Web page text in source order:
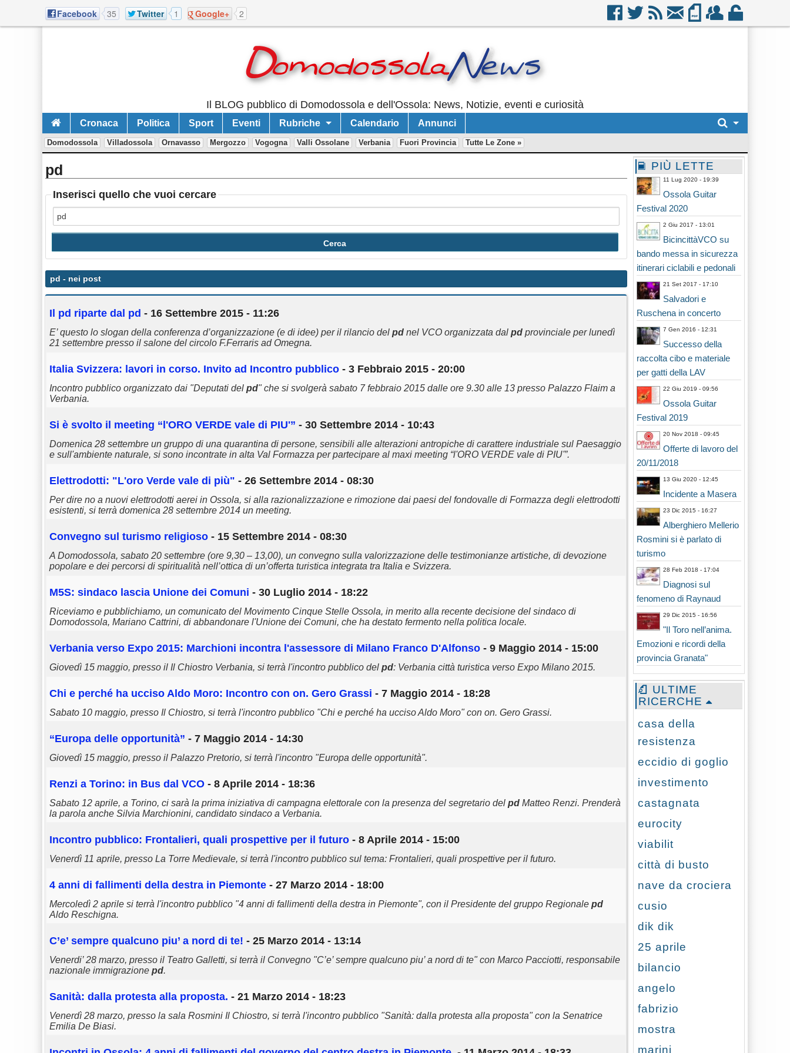
Facebook 35 Twitter 1 Google+ 2
Il BLOG pubblico di Domodossola e dell'Ossola: News, Notizie, eventi e curiosità
Cronaca Politica Sport Eventi Rubriche Calendario Annunci
Domodossola Villadossola Ornavasso Mergozzo Vogogna Valli Ossolane Verbania Fuori Provincia Tutte Le Zone »
pd
Inserisci quello che vuoi cercare
pd - nei post
Il pd riparte dal pd - 16 Settembre 2015 - 11:26
E’ questo lo slogan della conferenza d’organizzazione (e di idee) per il rilancio del pd nel VCO organizzata dal pd provinciale per lunedì
21 settembre presso il salone del circolo F.Ferraris ad Omegna.
Italia Svizzera: lavori in corso. Invito ad Incontro pubblico - 3 Febbraio 2015 - 20:00
Incontro pubblico organizzato dai "Deputati del pd" che si svolgerà sabato 7 febbraio 2015 dalle ore 9.30 alle 13 presso Palazzo Flaim a
Verbania.
Si è svolto il meeting “l'ORO VERDE vale di PIU'” - 30 Settembre 2014 - 10:43
Domenica 28 settembre un gruppo di una quarantina di persone, sensibili alle alterazioni antropiche di carattere industriale sul Paesaggio
e sull'ambiente naturale, si sono incontrate in alta Val Formazza per partecipare al maxi meeting “l'ORO VERDE vale di PIU'”.
Elettrodotti: "L'oro Verde vale di più" - 26 Settembre 2014 - 08:30
Per dire no a nuovi elettrodotti aerei in Ossola, si alla razionalizzazione e rimozione dai paesi del fondovalle di Formazza degli elettrodotti
esistenti, si terrà domenica 28 settembre 2014 un meeting.
Convegno sul turismo religioso - 15 Settembre 2014 - 08:30
A Domodossola, sabato 20 settembre (ore 9,30 – 13,00), un convegno sulla valorizzazione delle testimonianze artistiche, di devozione
popolare e dei percorsi di spiritualità nell’ottica di un’offerta turistica integrata tra Italia e Svizzera.
M5S: sindaco lascia Unione dei Comuni - 30 Luglio 2014 - 18:22
Riceviamo e pubblichiamo, un comunicato del Movimento Cinque Stelle Ossola, in merito alla recente decisione del sindaco di
Domodossola, Mariano Cattrini, di abbandonare l'Unione dei Comuni, che ha destato fermento nella politica locale.
Verbania verso Expo 2015: Marchioni incontra l'assessore di Milano Franco D'Alfonso - 9 Maggio 2014 - 15:00
Giovedì 15 maggio, presso il Il Chiostro Verbania, si terrà l'incontro pubblico del pd: Verbania città turistica verso Expo Milano 2015.
Chi e perché ha ucciso Aldo Moro: Incontro con on. Gero Grassi - 7 Maggio 2014 - 18:28
Sabato 10 maggio, presso Il Chiostro, si terrà l'incontro pubblico "Chi e perché ha ucciso Aldo Moro" con on. Gero Grassi.
“Europa delle opportunità” - 7 Maggio 2014 - 14:30
Giovedì 15 maggio, presso il Palazzo Pretorio, si terrà l'incontro "Europa delle opportunità".
Renzi a Torino: in Bus dal VCO - 8 Aprile 2014 - 18:36
Sabato 12 aprile, a Torino, ci sarà la prima iniziativa di campagna elettorale con la presenza del segretario del pd Matteo Renzi. Prenderà
la parola anche Silvia Marchionini, candidato sindaco a Verbania.
Incontro pubblico: Frontalieri, quali prospettive per il futuro - 8 Aprile 2014 - 15:00
Venerdì 11 aprile, presso La Torre Medievale, si terrà l'incontro pubblico sul tema: Frontalieri, quali prospettive per il futuro.
4 anni di fallimenti della destra in Piemonte - 27 Marzo 2014 - 18:00
Mercoledì 2 aprile si terrà l'incontro pubblico "4 anni di fallimenti della destra in Piemonte", con il Presidente del gruppo Regionale pd
Aldo Reschigna.
C’e’ sempre qualcuno piu’ a nord di te! - 25 Marzo 2014 - 13:14
Venerdi’ 28 marzo, presso il Teatro Galletti, si terrà il Convegno "C’e’ sempre qualcuno piu’ a nord di te" con Marco Pacciotti, responsabile
nazionale immigrazione pd.
Sanità: dalla protesta alla proposta. - 21 Marzo 2014 - 18:23
Venerdì 28 marzo, presso la sala Rosmini Il Chiostro, si terrà l'incontro pubblico "Sanità: dalla protesta alla proposta" con la Senatrice
Emilia De Biasi.
PIÙ LETTE
11 Lug 2020 - 19:39
Ossola Guitar
Festival 2020
2 Giu 2017 - 13:01
BicincittàVCO su
bando messa in sicurezza
itinerari ciclabili e pedonali
21 Set 2017 - 17:10
Salvadori e
Ruschena in concerto
7 Gen 2016 - 12:31
Successo della
raccolta cibo e materiale
per gatti della LAV
22 Giu 2019 - 09:56
Ossola Guitar
Festival 2019
20 Nov 2018 - 09:45
Offerte di lavoro del
20/11/2018
13 Giu 2020 - 12:45
Incidente a Masera
23 Dic 2015 - 16:27
Alberghiero Mellerio
Rosmini si è parlato di
turismo
28 Feb 2018 - 17:04
Diagnosi sul
fenomeno di Raynaud
29 Dic 2015 - 16:56
"Il Toro nell’anima.
Emozioni e ricordi della
provincia Granata"
ULTIME
RICERCHE
casa della
resistenza
eccidio di goglio
investimento
castagnata
eurocity
viabilit
città di busto
nave da crociera
cusio
dik dik
25 aprile
bilancio
angelo
fabrizio
mostra
marini